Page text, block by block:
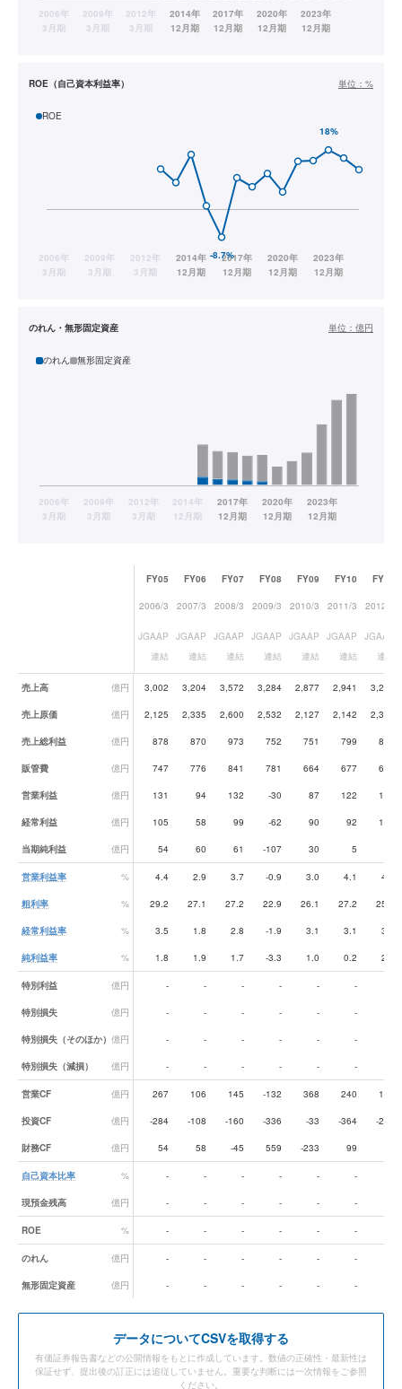
ROE（自己資本利益率） 単位： %
ROE
のれん・無形固定資産 単位： 億円
のれん 無形固定資産
業績データ一覧
FY05 FY06 FY07 FY08 FY09 FY10 FY11
2006/3 2007/3 2008/3 2009/3 2010/3 2011/3 2012/3
JGAAP
連結
JGAAP
連結
JGAAP
連結
JGAAP
連結
JGAAP
連結
JGAAP
連結
JGAAP
連結
売上高 億円 3,002 3,204 3,572 3,284 2,877 2,941 3,206
売上原価 億円 2,125 2,335 2,600 2,532 2,127 2,142 2,381
売上総利益 億円 878 870 973 752 751 799 825
販管費 億円 747 776 841 781 664 677 696
営業利益 億円 131 94 132 -30 87 122 129
経常利益 億円 105 58 99 -62 90 92 108
当期純利益 億円 54 60 61 -107 30 5
営業利益率 % 4.4 2.9 3.7 -0.9 3.0 4.1 4.0
粗利率 % 29.2 27.1 27.2 22.9 26.1 27.2 25.7
経常利益率 % 3.5 1.8 2.8 -1.9 3.1 3.1 3.4
純利益率 % 1.8 1.9 1.7 -3.3 1.0 0.2 2.1
特別利益 億円 - - - - - -
特別損失 億円 - - - - - -
特別損失（そのほか） 億円 - - - - - -
特別損失（減損） 億円 - - - - - -
営業CF 億円 267 106 145 -132 368 240 136
投資CF 億円 -284 -108 -160 -336 -33 -364 -265
財務CF 億円 54 58 -45 559 -233 99
自己資本比率 % - - - - - -
現預金残高 億円 - - - - - -
ROE % - - - - - -
のれん 億円 - - - - - -
無形固定資産 億円 - - - - - -
データについてCSVを取得する
有価証券報告書などの公開情報をもとに作成しています。数値の正確性・最新性は
保証せず、提出後の訂正には追従していません。重要な判断には一次情報をご参照
ください。